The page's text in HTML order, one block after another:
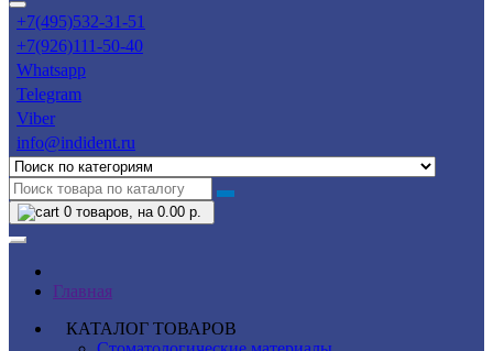
+7(495)532-31-51
+7(926)111-50-40
Whatsapp
Telegram
Viber
info@indident.ru
0 товаров, на 0.00 р.
Главная
КАТАЛОГ ТОВАРОВ